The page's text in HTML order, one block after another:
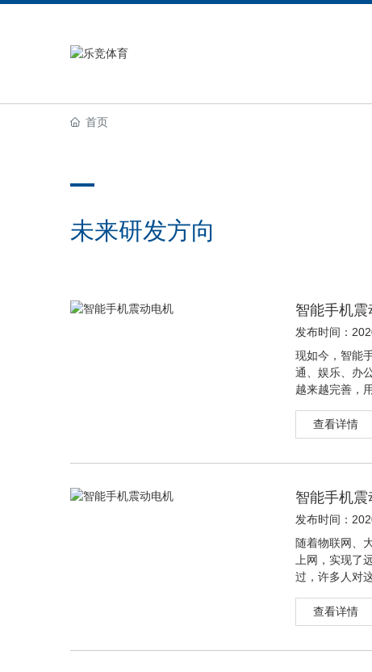
首页
未来研发方向
智能手机震
发布时间：
现如今，智能
通、娱乐、办
越来越完善，
查看详情
智能手机震
发布时间：
随着物联网、
上网，实现了
过，许多人对
查看详情